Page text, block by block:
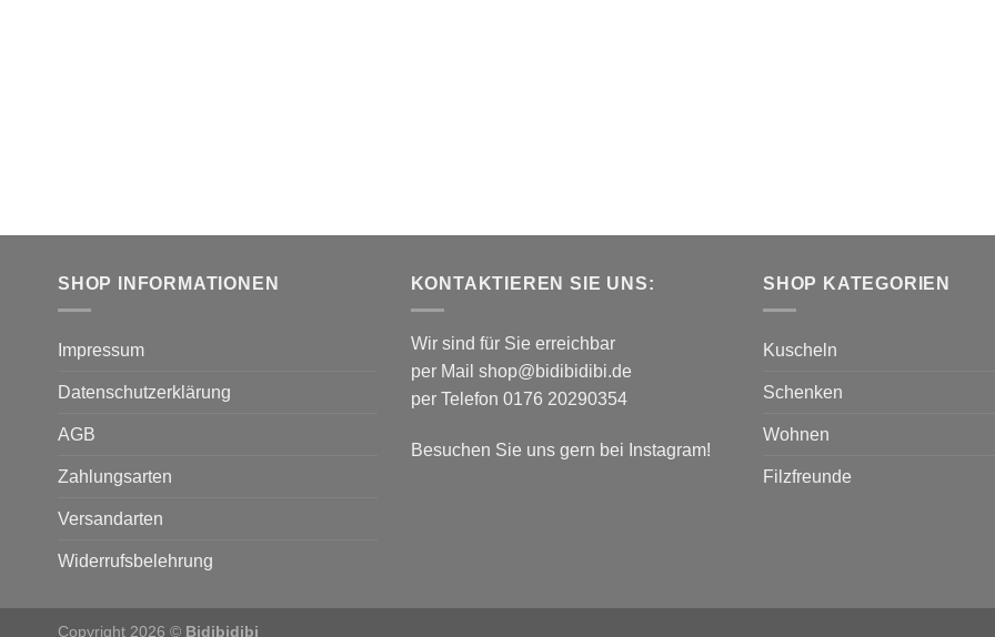
SHOP INFORMATIONEN
Impressum
Datenschutzerklärung
AGB
Zahlungsarten
Versandarten
Widerrufsbelehrung
KONTAKTIEREN SIE UNS:
Wir sind für Sie erreichbar
per Mail shop@bidibidibi.de
per Telefon 0176 20290354
Besuchen Sie uns gern bei Instagram!
SHOP KATEGORIEN
Kuscheln
Schenken
Wohnen
Filzfreunde
Copyright 2026 © Bidibidibi